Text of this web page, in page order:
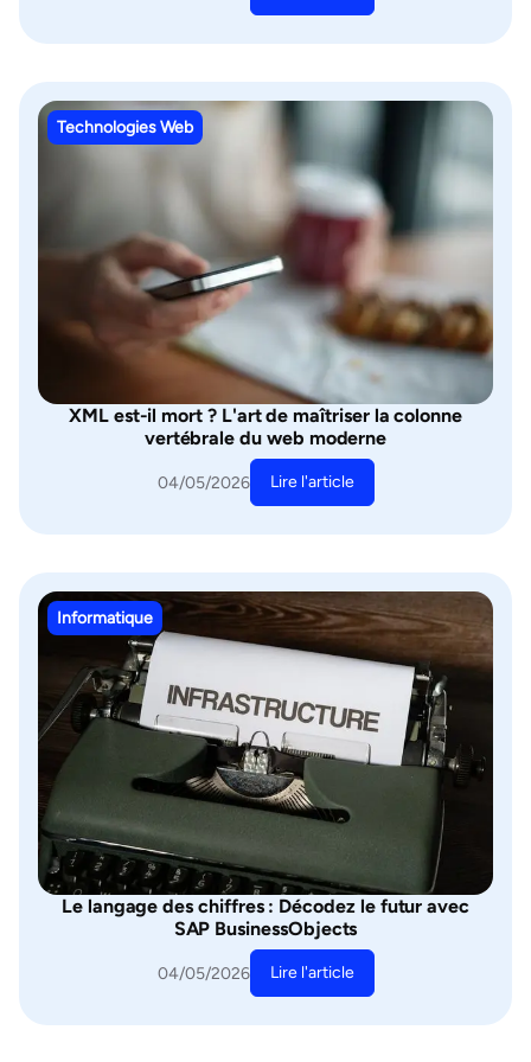
Technologies Web
XML est-il mort ? L'art de maîtriser la colonne
vertébrale du web moderne
04/05/2026 Lire l'article
Informatique
Le langage des chiffres : Décodez le futur avec
SAP BusinessObjects
04/05/2026 Lire l'article